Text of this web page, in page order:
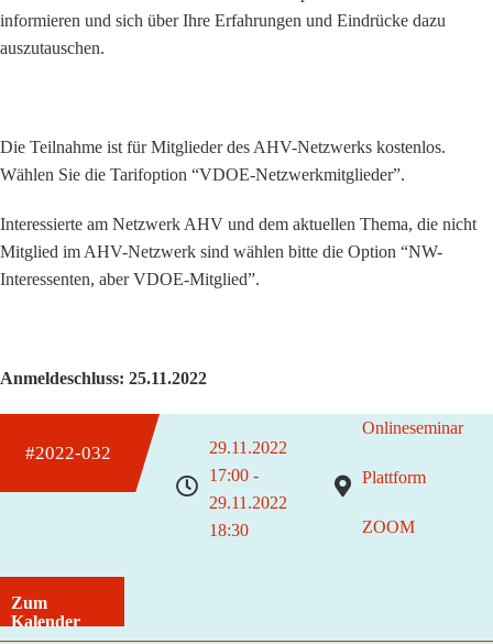
informieren und sich über Ihre Erfahrungen und Eindrücke dazu
auszutauschen.
Die Teilnahme ist für Mitglieder des AHV-Netzwerks kostenlos.
Wählen Sie die Tarifoption “VDOE-Netzwerkmitglieder”.
Interessierte am Netzwerk AHV und dem aktuellen Thema, die nicht
Mitglied im AHV-Netzwerk sind wählen bitte die Option “NW-
Interessenten, aber VDOE-Mitglied”.
Anmeldeschluss: 25.11.2022
#2022-032
29.11.2022
17:00 -
29.11.2022
18:30
Onlineseminar
Plattform
ZOOM
Zum
Kalender
hinzufügen